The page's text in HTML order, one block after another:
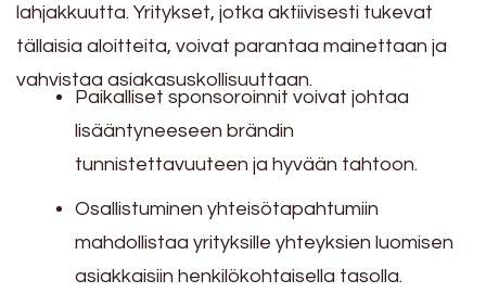
lahjakkuutta. Yritykset, jotka aktiivisesti tukevat
tällaisia aloitteita, voivat parantaa mainettaan ja
vahvistaa asiakasuskollisuuttaan.
Paikalliset sponsoroinnit voivat johtaa
lisääntyneeseen brändin
tunnistettavuuteen ja hyvään tahtoon.
Osallistuminen yhteisötapahtumiin
mahdollistaa yrityksille yhteyksien luomisen
asiakkaisiin henkilökohtaisella tasolla.